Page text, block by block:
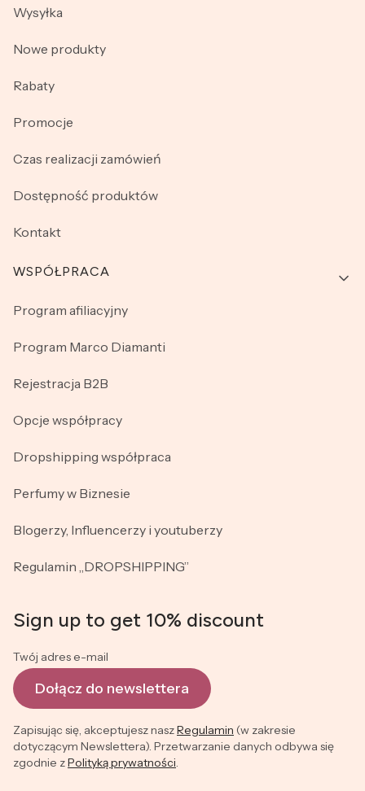
Wysyłka
Nowe produkty
Rabaty
Promocje
Czas realizacji zamówień
Dostępność produktów
Kontakt
WSPÓŁPRACA
Program afiliacyjny
Program Marco Diamanti
Rejestracja B2B
Opcje współpracy
Dropshipping współpraca
Perfumy w Biznesie
Blogerzy, Influencerzy i youtuberzy
Regulamin „DROPSHIPPING”
Sign up to get 10% discount
Twój adres e-mail
Dołącz do newslettera
Zapisując się, akceptujesz naszRegulamin (w zakresie
dotyczącym Newslettera). Przetwarzanie danych odbywa się
zgodnie zPolityką prywatności.